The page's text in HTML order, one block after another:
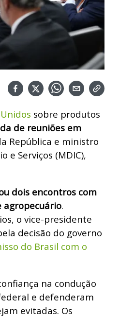
sobre produtos
de reuniões em
República e ministro
e Serviços (MDIC),
dois encontros com
agropecuário.
o vice-presidente
decisão do governo
do Brasil com o
na condução
e defenderam
evitadas. Os